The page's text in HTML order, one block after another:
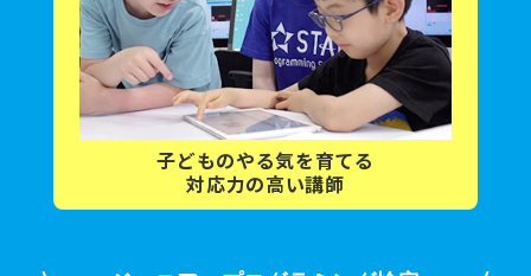
子どものやる気を育てる
対応力の高い講師